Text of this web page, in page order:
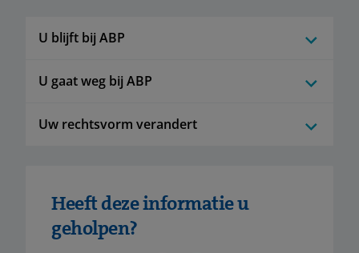
U blijft bij ABP
U gaat weg bij ABP
Uw rechtsvorm verandert
Heeft deze informatie u
geholpen?